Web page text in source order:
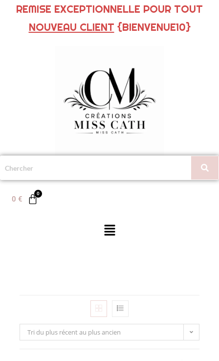
REMISE EXCEPTIONNELLE POUR TOUT
NOUVEAU CLIENT {BIENVENUE10}
0 €
Tri du plus récent au plus ancien